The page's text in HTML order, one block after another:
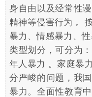
身自由以及经常性
精神等侵害行为 。
暴力、情感暴力、
类型划分，可分为
年人暴力 。家庭暴
分严峻的问题，我
暴力。全面性教育